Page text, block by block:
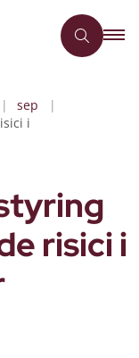
sep
i
risici i